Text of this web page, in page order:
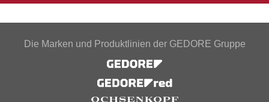
Die Marken und Produktlinien der GEDORE Gruppe